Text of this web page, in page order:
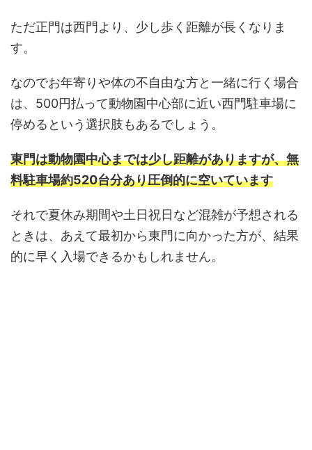
ただ正門は西門より、少し歩く距離が長くなりま
す。
なのでお年寄りや体の不自由な方と一緒に行く場合
は、500円払って動物園中心部に近い西門駐車場に
停めるという選択肢もあるでしょう。
東門は動物園中心までは少し距離がありますが、無
料駐車場約520台分あり圧倒的に空いています
それで夏休み期間や土日祝日など混雑が予想される
ときは、あえて最初から東門に向かった方が、結果
的に早く入場できるかもしれません。